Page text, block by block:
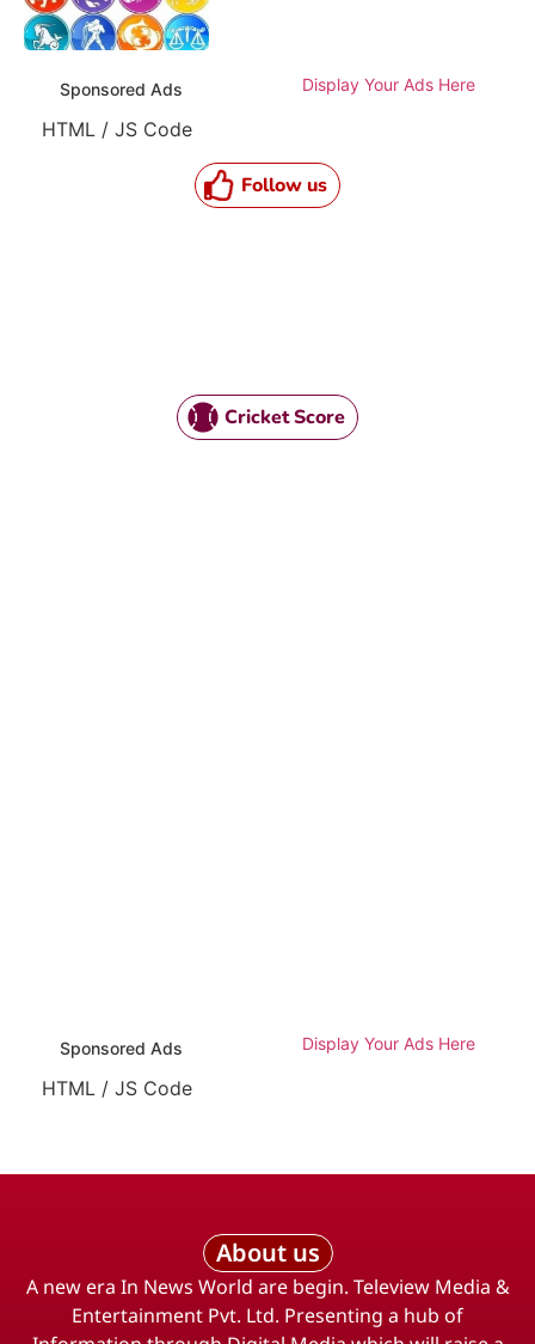
Sponsored Ads Display Your Ads Here
HTML / JS Code
Follow us
Cricket Score
Sponsored Ads Display Your Ads Here
HTML / JS Code
About us
A new era In News World are begin. Teleview Media &
Entertainment Pvt. Ltd. Presenting a hub of